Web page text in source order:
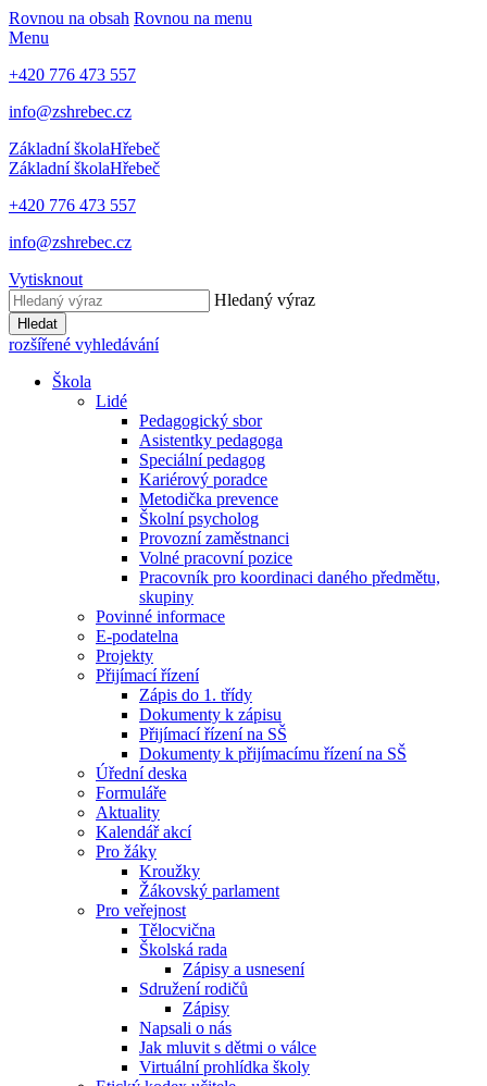
Rovnou na obsah Rovnou na menu
Menu
+420 776 473 557
info@zshrebec.cz
Základní školaHřebeč
Základní školaHřebeč
+420 776 473 557
info@zshrebec.cz
Vytisknout
Hledaný výraz
Hledat
rozšířené vyhledávání
Škola
Lidé
Pedagogický sbor
Asistentky pedagoga
Speciální pedagog
Kariérový poradce
Metodička prevence
Školní psycholog
Provozní zaměstnanci
Volné pracovní pozice
Pracovník pro koordinaci daného předmětu,
skupiny
Povinné informace
E-podatelna
Projekty
Přijímací řízení
Zápis do 1. třídy
Dokumenty k zápisu
Přijímací řízení na SŠ
Dokumenty k přijímacímu řízení na SŠ
Úřední deska
Formuláře
Aktuality
Kalendář akcí
Pro žáky
Kroužky
Žákovský parlament
Pro veřejnost
Tělocvična
Školská rada
Zápisy a usnesení
Sdružení rodičů
Zápisy
Napsali o nás
Jak mluvit s dětmi o válce
Virtuální prohlídka školy